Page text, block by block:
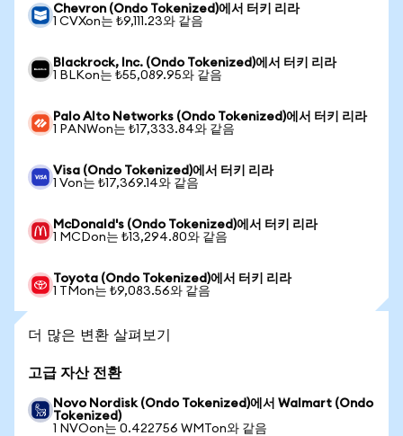
Chevron (Ondo Tokenized)에서 터키 리라
1 CVXon는 ₺9,111.23와 같음
Blackrock, Inc. (Ondo Tokenized)에서 터키 리라
1 BLKon는 ₺55,089.95와 같음
Palo Alto Networks (Ondo Tokenized)에서 터키 리라
1 PANWon는 ₺17,333.84와 같음
Visa (Ondo Tokenized)에서 터키 리라
1 Von는 ₺17,369.14와 같음
McDonald's (Ondo Tokenized)에서 터키 리라
1 MCDon는 ₺13,294.80와 같음
Toyota (Ondo Tokenized)에서 터키 리라
1 TMon는 ₺9,083.56와 같음
더 많은 변환 살펴보기
고급 자산 전환
Novo Nordisk (Ondo Tokenized)에서 Walmart (Ondo
Tokenized)
1 NVOon는 0.422756 WMTon와 같음